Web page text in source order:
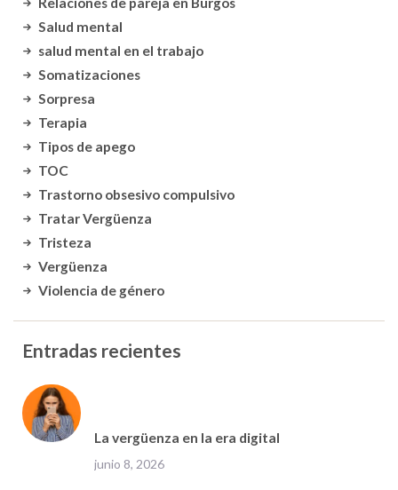
Salud mental
salud mental en el trabajo
Somatizaciones
Sorpresa
Terapia
Tipos de apego
TOC
Trastorno obsesivo compulsivo
Tratar Vergüenza
Tristeza
Vergüenza
Violencia de género
Entradas recientes
La vergüenza en la era digital
junio 8, 2026